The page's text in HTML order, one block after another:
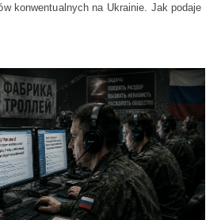
konwentualnych na Ukrainie. Jak podaje